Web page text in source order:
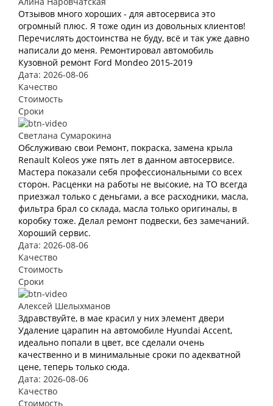
Отзывов много хороших - для автосервиса это
огромный плюс. Я тоже один из довольных клиентов!
Перечислять достоинства не буду, всё и так уже давно
написали до меня. Ремонтировал автомобиль
Кузовной ремонт Ford Mondeo 2015-2019
Дата: 2026-08-06
Качество
Стоимость
Сроки
Светлана Сумарокина
Обслуживаю свои Ремонт, покраска, замена крыла
Renault Koleos уже пять лет в данном автосервисе.
Мастера показали себя профессиональными со всех
сторон. Расценки на работы не высокие, на ТО всегда
приезжал только с деньгами, а все расходники, масла,
фильтра брал со склада, масла только оригиналы, в
коробку тоже. Делал ремонт подвески, без замечаний.
Хороший сервис.
Дата: 2026-08-06
Качество
Стоимость
Сроки
Алексей Шелыхманов
Здравствуйте, в мае красил у них элемент двери
Удаление царапин на автомобиле Hyundai Accent,
идеально попали в цвет, все сделали очень
качественно и в минимальные сроки по адекватной
цене, теперь только сюда.
Дата: 2026-08-06
Качество
Стоимость